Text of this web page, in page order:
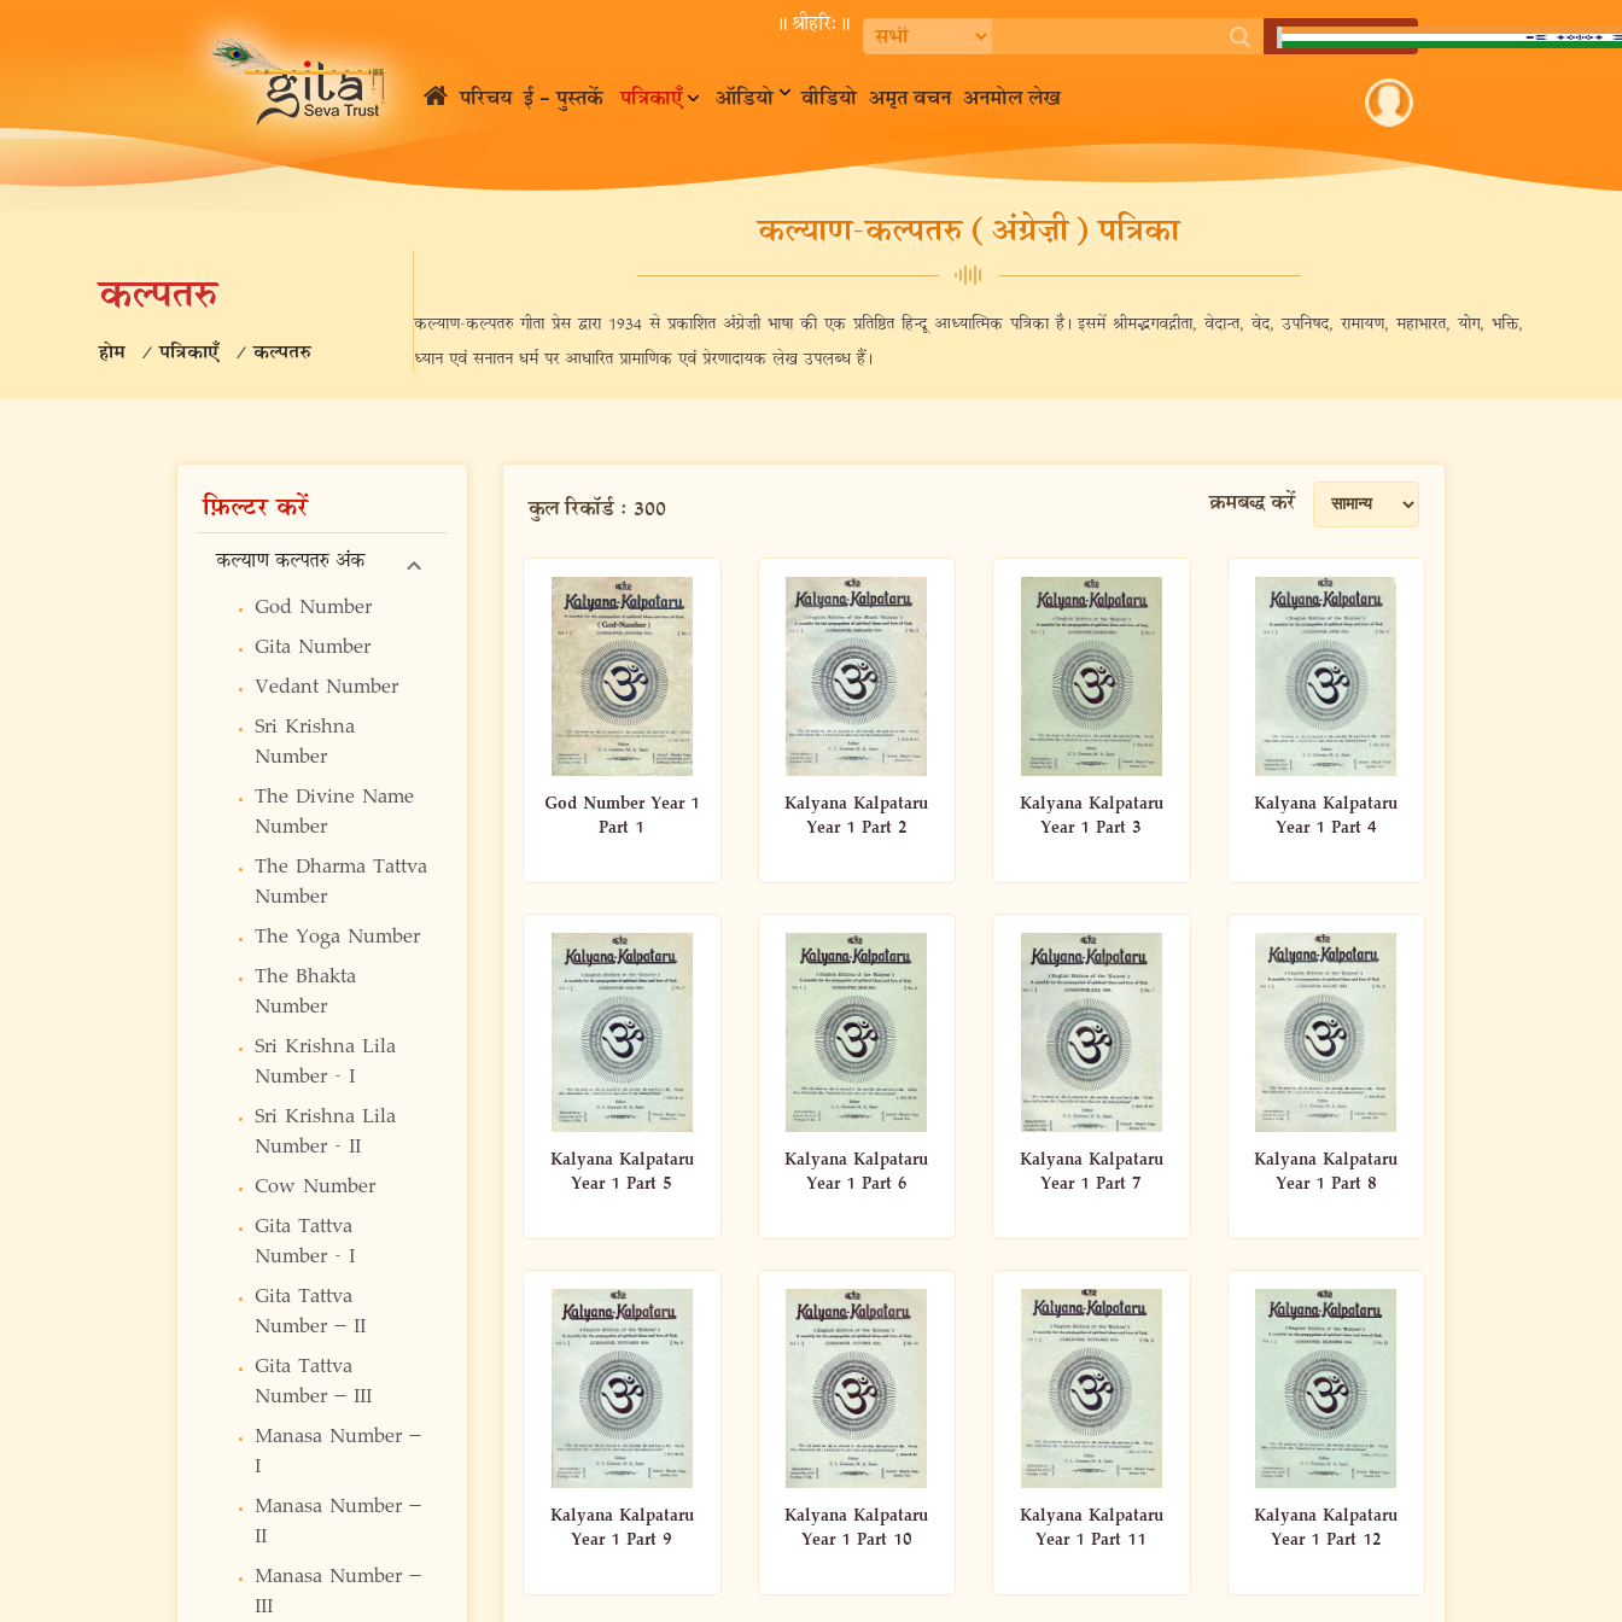
॥ श्रीहरि:॥
परिचय ई – पुस्तकें पत्रिकाएँ ऑडियो वीडियो अमृत वचन अनमोल लेख
कल्पतरु
होम / पत्रिकाएँ / कल्पतरु
कल्याण-कल्पतरु (अंग्रेज़ी) पत्रिका
कल्याण-कल्पतरु गीता प्रेस द्वारा 1934 से प्रकाशित अंग्रेज़ी भाषा की एक प्रतिष्ठित हिन्दू आध्यात्मिक पत्रिका है। इसमें श्रीमद्भगवद्गीता, वेदान्त, वेद, उपनिषद, रामायण, महाभारत, योग, भक्ति,
ध्यान एवं सनातन धर्म पर आधारित प्रामाणिक एवं प्रेरणादायक लेख उपलब्ध हैं।
फ़िल्टर करें
कल्याण कल्पतरु अंक
God Number
Gita Number
Vedant Number
Sri Krishna
Number
The Divine Name
Number
The Dharma Tattva
Number
The Yoga Number
The Bhakta
Number
Sri Krishna Lila
Number - I
Sri Krishna Lila
Number - II
Cow Number
Gita Tattva
Number - I
Gita Tattva
Number – II
Gita Tattva
Number – III
Manasa Number –
I
Manasa Number –
II
Manasa Number –
III
कुल रिकॉर्ड: 300 क्रमबद्ध करें
God Number Year 1
Part 1
Kalyana Kalpataru
Year 1 Part 2
Kalyana Kalpataru
Year 1 Part 3
Kalyana Kalpataru
Year 1 Part 4
Kalyana Kalpataru
Year 1 Part 5
Kalyana Kalpataru
Year 1 Part 6
Kalyana Kalpataru
Year 1 Part 7
Kalyana Kalpataru
Year 1 Part 8
Kalyana Kalpataru
Year 1 Part 9
Kalyana Kalpataru
Year 1 Part 10
Kalyana Kalpataru
Year 1 Part 11
Kalyana Kalpataru
Year 1 Part 12